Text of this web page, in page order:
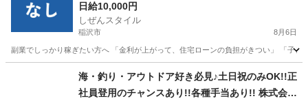
日給10,000円
しぜんスタイル
稲沢市 8月6日
副業でしっかり稼ぎたい方へ 「金利が上がって、住宅ローンの負担がきつい」 「子
家電量販店 スタッフ
海・釣り・アウトドア好き必見♪土日祝のみOK!!正
社員登用のチャンスあり!!各種手当あり!! 株式会社